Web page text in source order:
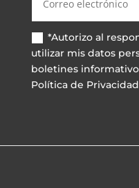
*Autorizo al
utilizar mis datos
boletines
Política de Privacidad